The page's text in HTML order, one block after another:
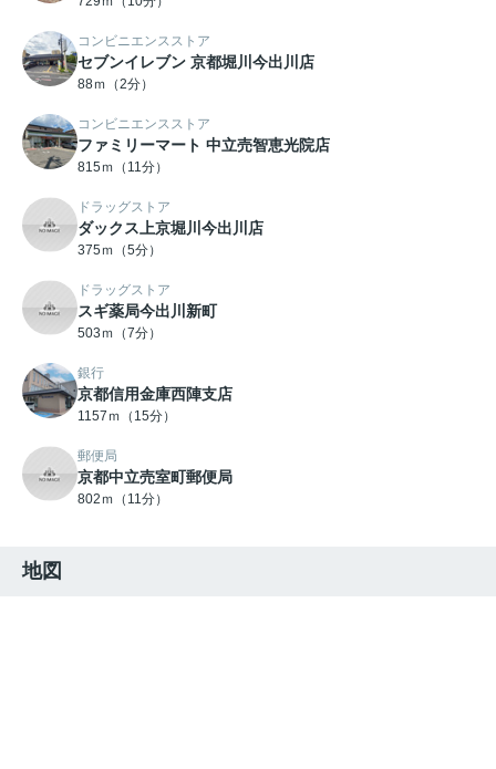
コンビニエンスストア
セブンイレブン 京都堀川今出川店
88ｍ（2分）
コンビニエンスストア
ファミリーマート 中立売智恵光院店
815ｍ（11分）
ドラッグストア
ダックス上京堀川今出川店
375ｍ（5分）
ドラッグストア
スギ薬局今出川新町
503ｍ（7分）
銀行
京都信用金庫西陣支店
1157ｍ（15分）
郵便局
京都中立売室町郵便局
802ｍ（11分）
地図